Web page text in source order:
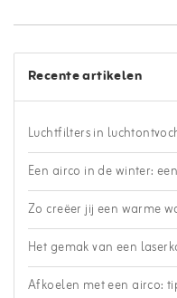
Recente artikelen
Luchtfilters in
Een airco in de winter:
Zo creëer jij een warme
Het gemak van een
Afkoelen met een airco: